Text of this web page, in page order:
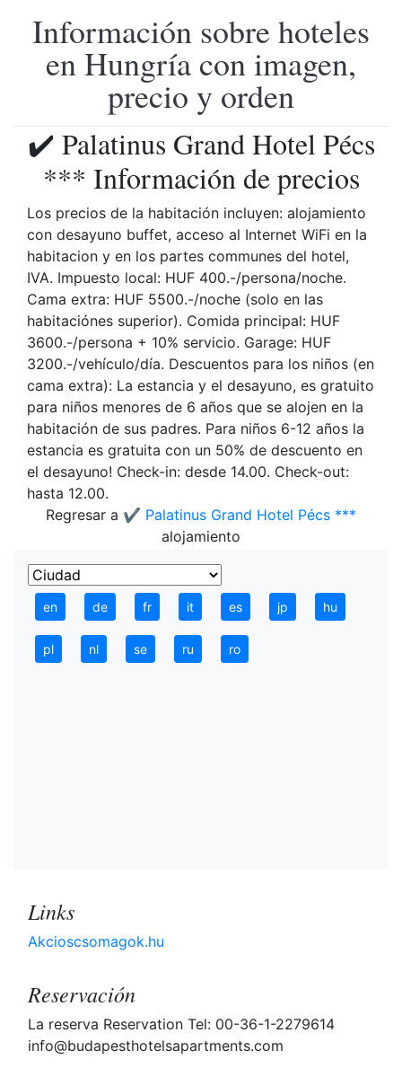
Información sobre hoteles
en Hungría con imagen,
precio y orden
✔️ Palatinus Grand Hotel Pécs
*** Información de precios
Los precios de la habitación incluyen: alojamiento
con desayuno buffet, acceso al Internet WiFi en la
habitacion y en los partes communes del hotel,
IVA. Impuesto local: HUF 400.-/persona/noche.
Cama extra: HUF 5500.-/noche (solo en las
habitaciónes superior). Comida principal: HUF
3600.-/persona + 10% servicio. Garage: HUF
3200.-/vehículo/día. Descuentos para los niños (en
cama extra): La estancia y el desayuno, es gratuito
para niños menores de 6 años que se alojen en la
habitación de sus padres. Para niños 6-12 años la
estancia es gratuita con un 50% de descuento en
el desayuno! Check-in: desde 14.00. Check-out:
hasta 12.00.
Regresar a ✔️ Palatinus Grand Hotel Pécs ***
alojamiento
en de fr it es jp hu
pl nl se ru ro
Links
Akcioscsomagok.hu
Reservación
La reserva Reservation Tel: 00-36-1-2279614
info@budapesthotelsapartments.com